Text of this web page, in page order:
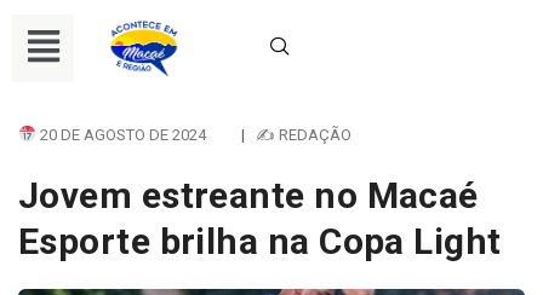
20 DE AGOSTO DE 2024 | ✍ REDAÇÃO
Jovem estreante no Macaé
Esporte brilha na Copa Light